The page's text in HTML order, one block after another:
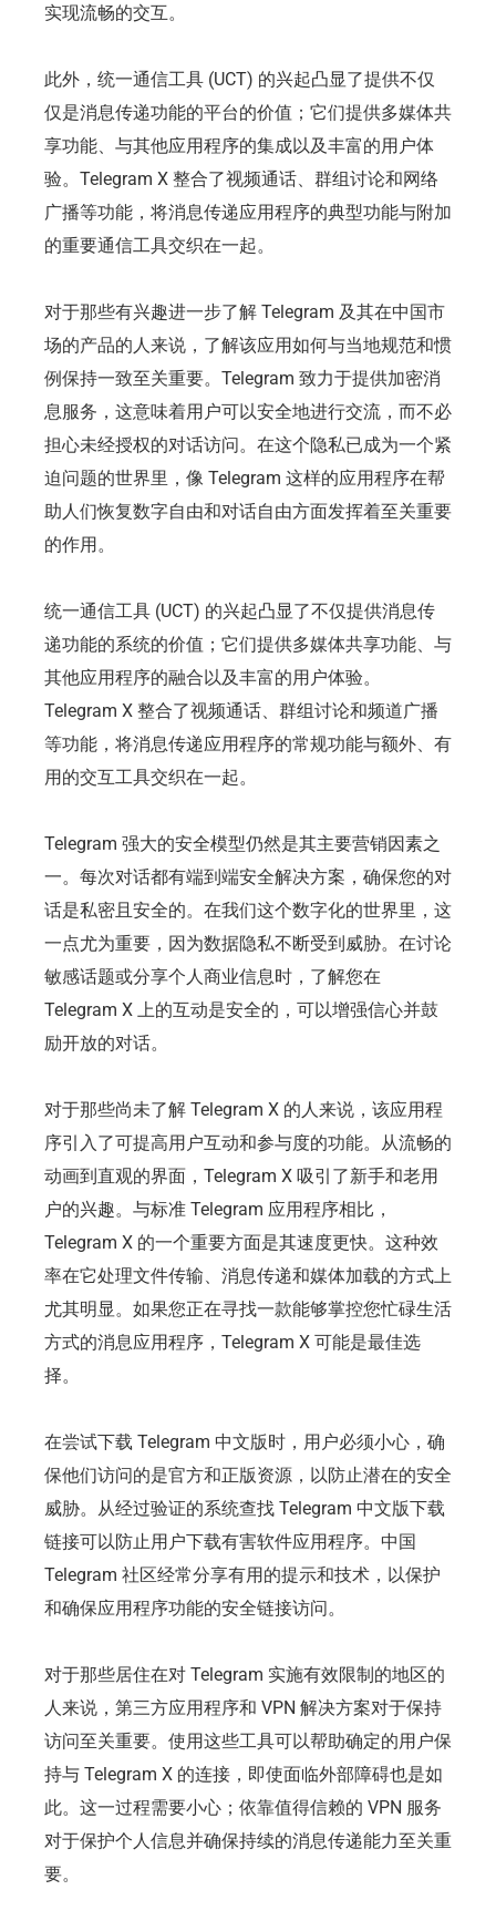
实现流畅的交互。
此外，统一通信工具 (UCT) 的兴起凸显了提供不仅
仅是消息传递功能的平台的价值；它们提供多媒体共
享功能、与其他应用程序的集成以及丰富的用户体
验。Telegram X 整合了视频通话、群组讨论和网络
广播等功能，将消息传递应用程序的典型功能与附加
的重要通信工具交织在一起。
对于那些有兴趣进一步了解 Telegram 及其在中国市
场的产品的人来说，了解该应用如何与当地规范和惯
例保持一致至关重要。Telegram 致力于提供加密消
息服务，这意味着用户可以安全地进行交流，而不必
担心未经授权的对话访问。在这个隐私已成为一个紧
迫问题的世界里，像 Telegram 这样的应用程序在帮
助人们恢复数字自由和对话自由方面发挥着至关重要
的作用。
统一通信工具 (UCT) 的兴起凸显了不仅提供消息传
递功能的系统的价值；它们提供多媒体共享功能、与
其他应用程序的融合以及丰富的用户体验。
Telegram X 整合了视频通话、群组讨论和频道广播
等功能，将消息传递应用程序的常规功能与额外、有
用的交互工具交织在一起。
Telegram 强大的安全模型仍然是其主要营销因素之
一。每次对话都有端到端安全解决方案，确保您的对
话是私密且安全的。在我们这个数字化的世界里，这
一点尤为重要，因为数据隐私不断受到威胁。在讨论
敏感话题或分享个人商业信息时，了解您在
Telegram X 上的互动是安全的，可以增强信心并鼓
励开放的对话。
对于那些尚未了解 Telegram X 的人来说，该应用程
序引入了可提高用户互动和参与度的功能。从流畅的
动画到直观的界面，Telegram X 吸引了新手和老用
户的兴趣。与标准 Telegram 应用程序相比，
Telegram X 的一个重要方面是其速度更快。这种效
率在它处理文件传输、消息传递和媒体加载的方式上
尤其明显。如果您正在寻找一款能够掌控您忙碌生活
方式的消息应用程序，Telegram X 可能是最佳选
择。
在尝试下载 Telegram 中文版时，用户必须小心，确
保他们访问的是官方和正版资源，以防止潜在的安全
威胁。从经过验证的系统查找 Telegram 中文版下载
链接可以防止用户下载有害软件应用程序。中国
Telegram 社区经常分享有用的提示和技术，以保护
和确保应用程序功能的安全链接访问。
对于那些居住在对 Telegram 实施有效限制的地区的
人来说，第三方应用程序和 VPN 解决方案对于保持
访问至关重要。使用这些工具可以帮助确定的用户保
持与 Telegram X 的连接，即使面临外部障碍也是如
此。这一过程需要小心；依靠值得信赖的 VPN 服务
对于保护个人信息并确保持续的消息传递能力至关重
要。